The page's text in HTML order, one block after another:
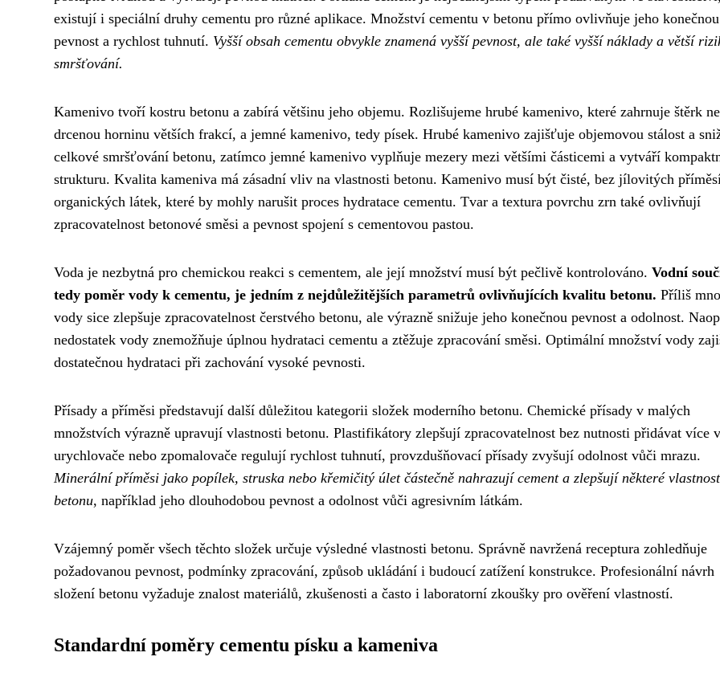
existují i speciální druhy cementu pro různé aplikace. Množství cementu v betonu přímo ovlivňuje jeho konečnou
pevnost a rychlost tuhnutí. Vyšší obsah cementu obvykle znamená vyšší pevnost, ale také vyšší náklady a větší
smršťování.
Kamenivo tvoří kostru betonu a zabírá většinu jeho objemu. Rozlišujeme hrubé kamenivo, které zahrnuje štěrk
drcenou horninu větších frakcí, a jemné kamenivo, tedy písek. Hrubé kamenivo zajišťuje objemovou stálost a
celkové smršťování betonu, zatímco jemné kamenivo vyplňuje mezery mezi většími částicemi a vytváří
strukturu. Kvalita kameniva má zásadní vliv na vlastnosti betonu. Kamenivo musí být čisté, bez jílovitých
organických látek, které by mohly narušit proces hydratace cementu. Tvar a textura povrchu zrn také ovlivňují
zpracovatelnost betonové směsi a pevnost spojení s cementovou pastou.
Voda je nezbytná pro chemickou reakci s cementem, ale její množství musí být pečlivě kontrolováno. Vodní
tedy poměr vody k cementu, je jedním z nejdůležitějších parametrů ovlivňujících kvalitu betonu. Příliš
vody sice zlepšuje zpracovatelnost čerstvého betonu, ale výrazně snižuje jeho konečnou pevnost a odolnost.
nedostatek vody znemožňuje úplnou hydrataci cementu a ztěžuje zpracování směsi. Optimální množství vody
dostatečnou hydrataci při zachování vysoké pevnosti.
Přísady a příměsi představují další důležitou kategorii složek moderního betonu. Chemické přísady v malých
množstvích výrazně upravují vlastnosti betonu. Plastifikátory zlepšují zpracovatelnost bez nutnosti přidávat více
urychlovače nebo zpomalovače regulují rychlost tuhnutí, provzdušňovací přísady zvyšují odolnost vůči mrazu.
Minerální příměsi jako popílek, struska nebo křemičitý úlet částečně nahrazují cement a zlepšují některé
betonu, například jeho dlouhodobou pevnost a odolnost vůči agresivním látkám.
Vzájemný poměr všech těchto složek určuje výsledné vlastnosti betonu. Správně navržená receptura zohledňuje
požadovanou pevnost, podmínky zpracování, způsob ukládání i budoucí zatížení konstrukce. Profesionální návrh
složení betonu vyžaduje znalost materiálů, zkušenosti a často i laboratorní zkoušky pro ověření vlastností.
Standardní poměry cementu písku a kameniva